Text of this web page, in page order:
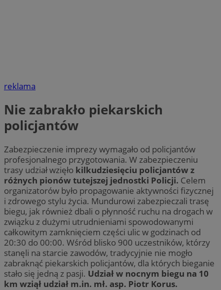
reklama
Nie zabrakło piekarskich
policjantów
Zabezpieczenie imprezy wymagało od policjantów
profesjonalnego przygotowania. W zabezpieczeniu
trasy udział wzięło kilkudziesięciu policjantów z
różnych pionów tutejszej jednostki Policji. Celem
organizatorów było propagowanie aktywności fizycznej
i zdrowego stylu życia. Mundurowi zabezpieczali trasę
biegu, jak również dbali o płynność ruchu na drogach w
związku z dużymi utrudnieniami spowodowanymi
całkowitym zamknięciem części ulic w godzinach od
20:30 do 00:00. Wśród blisko 900 uczestników, którzy
stanęli na starcie zawodów, tradycyjnie nie mogło
zabraknąć piekarskich policjantów, dla których bieganie
stało się jedną z pasji. Udział w nocnym biegu na 10
km wziął udział m.in. mł. asp. Piotr Korus.